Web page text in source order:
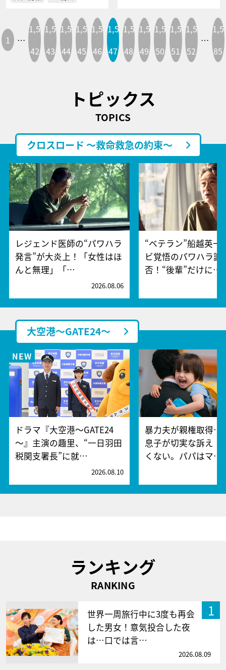
1 …
1,5
42
1,5
43
1,5
44
1,5
45
1,5
46
1,5
47
1,5
48
1,5
49
1,5
50
1,5
51
1,5
52
…
1,5
85
トピックス
TOPICS
クロスロード ～救命救急の約束～
レジェンド医師の“パワハラ
発言”が大炎上！「女性はほ
んと無理」「…
2026.08.06
“ベテラン”船越英一
ビ覚悟のパワハラ謝
否！“後輩”だけに…
大空港～GATE24～
ドラマ『大空港～GATE24
～』主演の趣里、“一日羽田
税関支署長”に就…
2026.08.10
暴力夫が親権取得…
息子が切実な訴え「
くない。パパはマ…
ランキング
RANKING
1
世界一周旅行中に3度も再会
した男女！意気投合した夜
は…口では言…
2026.08.09